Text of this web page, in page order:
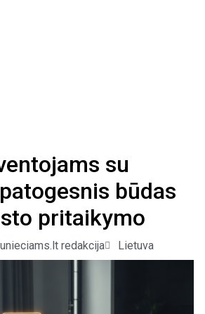
su
būdas
pritaikymo
redakcija Lietuva